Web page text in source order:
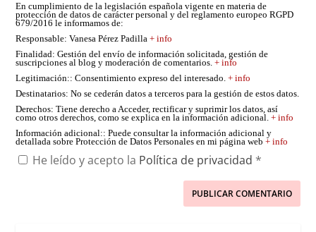
En cumplimiento de la legislación española vigente en materia de
protección de datos de carácter personal y del reglamento europeo RGPD
679/2016 le informamos de:
Responsable: Vanesa Pérez Padilla+ info
Finalidad: Gestión del envío de información solicitada, gestión de
suscripciones al blog y moderación de comentarios.+ info
Legitimación:: Consentimiento expreso del interesado.+ info
Destinatarios: No se cederán datos a terceros para la gestión de estos datos.
Derechos: Tiene derecho a Acceder, rectificar y suprimir los datos, así
como otros derechos, como se explica en la información adicional.+ info
Información adicional:: Puede consultar la información adicional y
detallada sobre Protección de Datos Personales en mi página web+ info
He leído y acepto la Política de privacidad *